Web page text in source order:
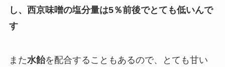
し、西京味噌の塩分量は5％前後でとても低いんで
す
また水飴を配合することもあるので、とても甘い